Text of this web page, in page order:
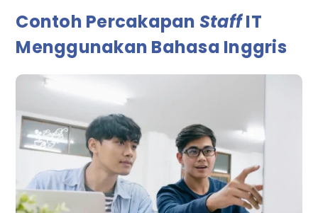
Contoh Percakapan StaffIT
Menggunakan Bahasa Inggris